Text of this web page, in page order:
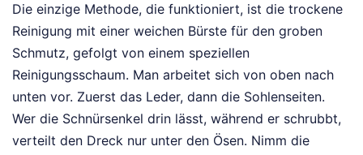
Die einzige Methode, die funktioniert, ist die trockene
Reinigung mit einer weichen Bürste für den groben
Schmutz, gefolgt von einem speziellen
Reinigungsschaum. Man arbeitet sich von oben nach
unten vor. Zuerst das Leder, dann die Sohlenseiten.
Wer die Schnürsenkel drin lässt, während er schrubbt,
verteilt den Dreck nur unter den Ösen. Nimm die